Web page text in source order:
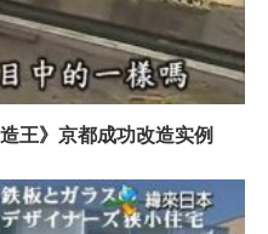
王》京都成功改造实例